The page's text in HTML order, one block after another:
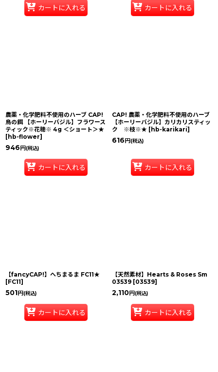
カートに入れる カートに入れる
農薬・化学肥料不使用のハーブ CAP!
鳥の餌 【ホーリーバジル】フラワース
ティック※花穂※ 4g ＜ショート＞★
[ hb-flower]
946円(税込)
カートに入れる
CAP! 農薬・化学肥料不使用のハーブ
【ホーリーバジル】カリカリスティッ
ク ※枝※★ [ hb-karikari]
616円(税込)
カートに入れる
【fancyCAP!】へちまるま FC11★
[FC11]
501円(税込)
カートに入れる
【天然素材】Hearts & Roses Sm
03539 [03539]
2,110円(税込)
カートに入れる